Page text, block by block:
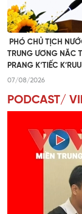
​PHÓ CHỦ TỊCH
TRUNG ƯƠNG NĂC
PRANG K’TIẾC
07/08/2026
PODCAST/